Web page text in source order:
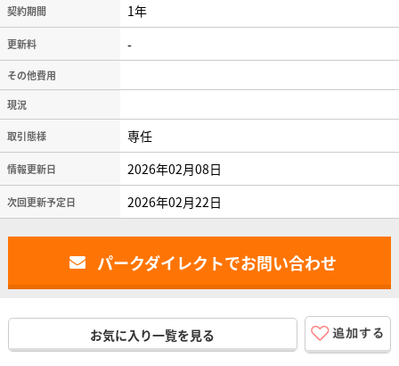
契約期間 1年
更新料 -
その他費用
現況
取引態様 専任
情報更新日 2026年02月08日
次回更新予定日 2026年02月22日
パークダイレクトでお問い合わせ
お気に入り一覧を見る